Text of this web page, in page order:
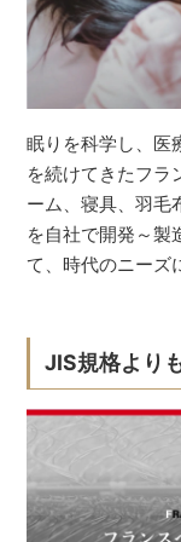
眠りを科学し、医
を続けてきたフラ
ーム、寝具、羽毛
を自社で開発～製
て、時代のニーズ
JIS規格より